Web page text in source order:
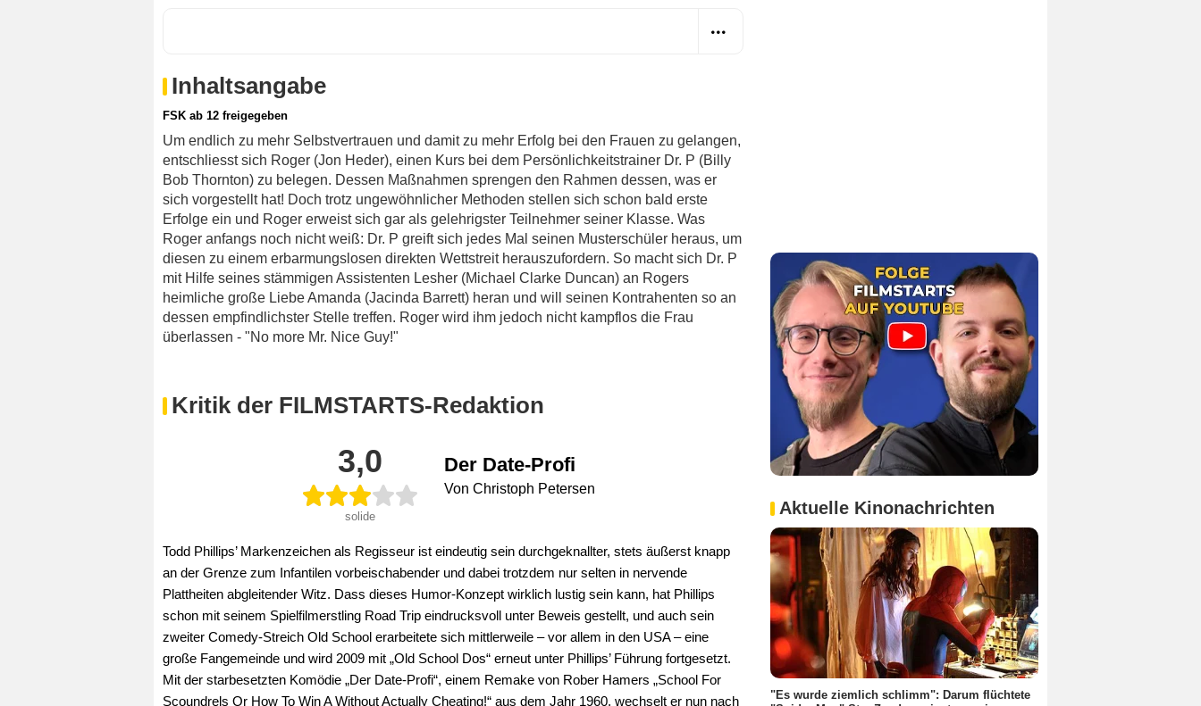
Inhaltsangabe
FSK ab 12 freigegeben
Um endlich zu mehr Selbstvertrauen und damit zu mehr Erfolg bei den Frauen zu gelangen,
entschliesst sich Roger (Jon Heder), einen Kurs bei dem Persönlichkeitstrainer Dr. P (Billy
Bob Thornton) zu belegen. Dessen Maßnahmen sprengen den Rahmen dessen, was er
sich vorgestellt hat! Doch trotz ungewöhnlicher Methoden stellen sich schon bald erste
Erfolge ein und Roger erweist sich gar als gelehrigster Teilnehmer seiner Klasse. Was
Roger anfangs noch nicht weiß: Dr. P greift sich jedes Mal seinen Musterschüler heraus, um
diesen zu einem erbarmungslosen direkten Wettstreit herauszufordern. So macht sich Dr. P
mit Hilfe seines stämmigen Assistenten Lesher (Michael Clarke Duncan) an Rogers
heimliche große Liebe Amanda (Jacinda Barrett) heran und will seinen Kontrahenten so an
dessen empfindlichster Stelle treffen. Roger wird ihm jedoch nicht kampflos die Frau
überlassen - "No more Mr. Nice Guy!"
Kritik der FILMSTARTS-Redaktion
3,0
solide
Der Date-Profi
Von Christoph Petersen
Todd Phillips’ Markenzeichen als Regisseur ist eindeutig sein durchgeknallter, stets äußerst knapp
an der Grenze zum Infantilen vorbeischabender und dabei trotzdem nur selten in nervende
Plattheiten abgleitender Witz. Dass dieses Humor-Konzept wirklich lustig sein kann, hat Phillips
schon mit seinem Spielfilmerstling Road Trip eindrucksvoll unter Beweis gestellt, und auch sein
zweiter Comedy-Streich Old School erarbeitete sich mittlerweile – vor allem in den USA – eine
große Fangemeinde und wird 2009 mit „Old School Dos“ erneut unter Phillips’ Führung fortgesetzt.
Mit der starbesetzten Komödie „Der Date-Profi“, einem Remake von Rober Hamers „School For
Scoundrels Or How To Win A Without Actually Cheating!“ aus dem Jahr 1960, wechselt er nun nach
Aktuelle Kinonachrichten
"Es wurde ziemlich schlimm": Darum flüchtete